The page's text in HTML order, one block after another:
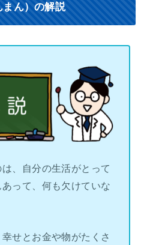
ん）の解説
は、自分の生活がとって
って、何も欠けていな
せとお金や物がたくさ